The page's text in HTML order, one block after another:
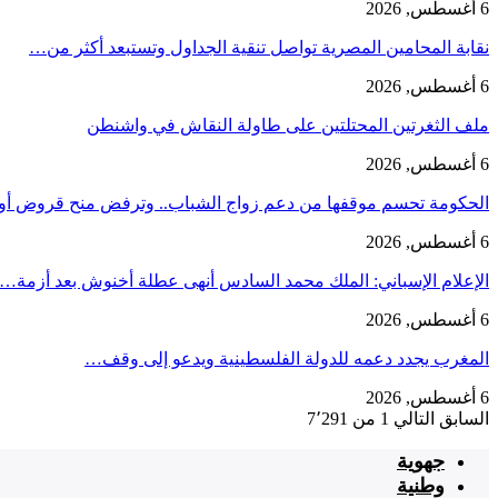
6 أغسطس, 2026
نقابة المحامين المصرية تواصل تنقية الجداول وتستبعد أكثر من…
6 أغسطس, 2026
ملف الثغرتين المحتلتين على طاولة النقاش في واشنطن
6 أغسطس, 2026
الحكومة تحسم موقفها من دعم زواج الشباب.. وترفض منح قروض
6 أغسطس, 2026
الإعلام الإسباني: الملك محمد السادس أنهى عطلة أخنوش بعد أزمة…
6 أغسطس, 2026
المغرب يجدد دعمه للدولة الفلسطينية ويدعو إلى وقف…
6 أغسطس, 2026
السابق التالي 1 من 7٬291
جهوية
وطنية